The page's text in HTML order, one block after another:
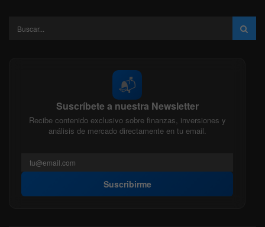
📬
Suscríbete a nuestra Newsletter
Recibe contenido exclusivo sobre finanzas, inversiones y
análisis de mercado directamente en tu email.
Suscribirme